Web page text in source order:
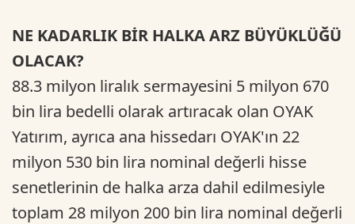
NE KADARLIK BİR HALKA ARZ BÜYÜKLÜĞÜ
OLACAK?
88.3 milyon liralık sermayesini 5 milyon 670
bin lira bedelli olarak artıracak olan OYAK
Yatırım, ayrıca ana hissedarı OYAK'ın 22
milyon 530 bin lira nominal değerli hisse
senetlerinin de halka arza dahil edilmesiyle
toplam 28 milyon 200 bin lira nominal değerli